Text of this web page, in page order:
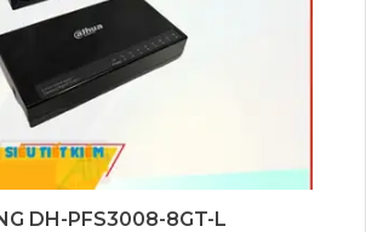
DH-PFS3008-8GT-L